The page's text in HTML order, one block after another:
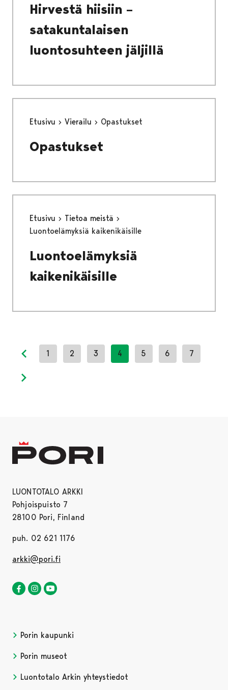
Hirvestä hiisiin –
satakuntalaisen
luontosuhteen jäljillä
Etusivu Vierailu Opastukset
Opastukset
Etusivu
Tietoa meistä
Luontoelämyksiä kaikenikäisille
Luontoelämyksiä
kaikenikäisille
Previous page
1 2 3 4 5 6 7
LUONTOTALO ARKKI
Pohjoispuisto 7
28100 Pori, Finland
puh. 02 621 1176
arkki@pori.fi
Luontotalo Arkki Facebookissa
Avautuu uudessa välilehdessä
Luontotalo Arkki Instagramissa
Avautuu uudessa välilehdessä
Porin kaupunki
Porin museot
Luontotalo Arkin yhteystiedot